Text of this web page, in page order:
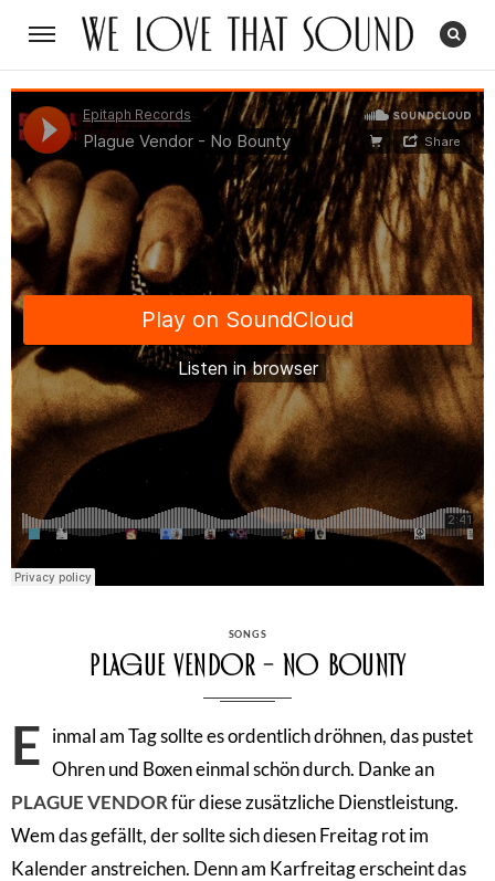
CATEGORIES
SONGS
Plague Vendor – No Bounty
E inmal am Tag sollte es ordentlich dröhnen, das pustet
Ohren und Boxen einmal schön durch. Danke an
PLAGUE VENDORfür diese zusätzliche Dienstleistung.
Wem das gefällt, der sollte sich diesen Freitag rot im
Kalender anstreichen. Denn am Karfreitag erscheint das